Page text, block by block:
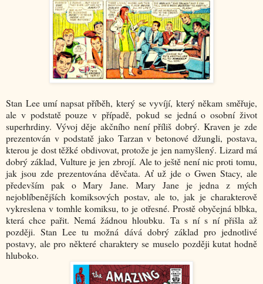
Stan Lee umí napsat příběh, který se vyvíjí, který někam směřuje,
ale v podstatě pouze v případě, pokud se jedná o osobní život
superhrdiny. Vývoj děje akčního není příliš dobrý. Kraven je zde
prezentován v podstatě jako Tarzan v betonové džungli, postava,
kterou je dost těžké obdivovat, protože je jen namyšlený. Lizard má
dobrý základ, Vulture je jen zbrojí. Ale to ještě není nic proti tomu,
jak jsou zde prezentována děvčata. Ať už jde o Gwen Stacy, ale
především pak o Mary Jane. Mary Jane je jedna z mých
nejoblíbenějších komiksových postav, ale to, jak je charakterově
vykreslena v tomhle komiksu, to je otřesné. Prostě obyčejná blbka,
která chce pařit. Nemá žádnou hloubku. Ta s ní s ní přišla až
později. Stan Lee tu možná dává dobrý základ pro jednotlivé
postavy, ale pro některé charaktery se muselo později kutat hodně
hluboko.